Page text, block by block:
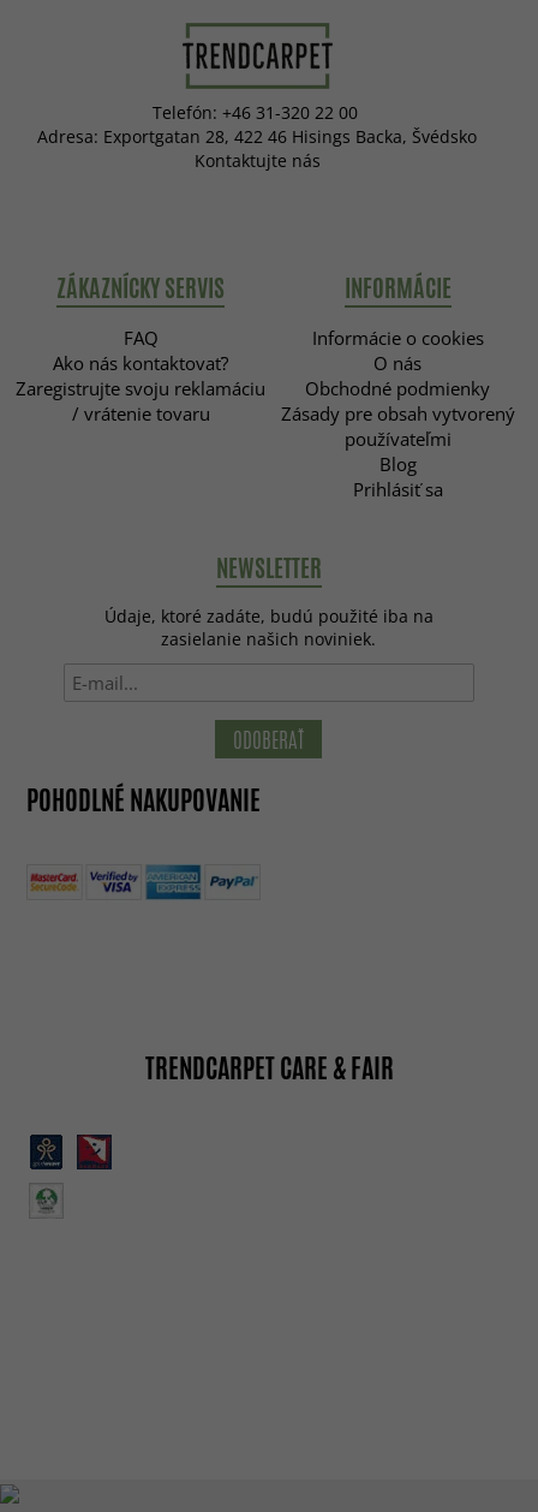
Telefón: +46 31-320 22 00
Adresa: Exportgatan 28, 422 46 Hisings Backa, Švédsko
Kontaktujte nás
ZÁKAZNÍCKY SERVIS
FAQ
Ako nás kontaktovať?
Zaregistrujte svoju reklamáciu
/ vrátenie tovaru
INFORMÁCIE
Informácie o cookies
O nás
Obchodné podmienky
Zásady pre obsah vytvorený
používateľmi
Blog
Prihlásiť sa
NEWSLETTER
Údaje, ktoré zadáte, budú použité iba na
zasielanie našich noviniek.
ODOBERAŤ
POHODLNÉ NAKUPOVANIE
TRENDCARPET CARE & FAIR